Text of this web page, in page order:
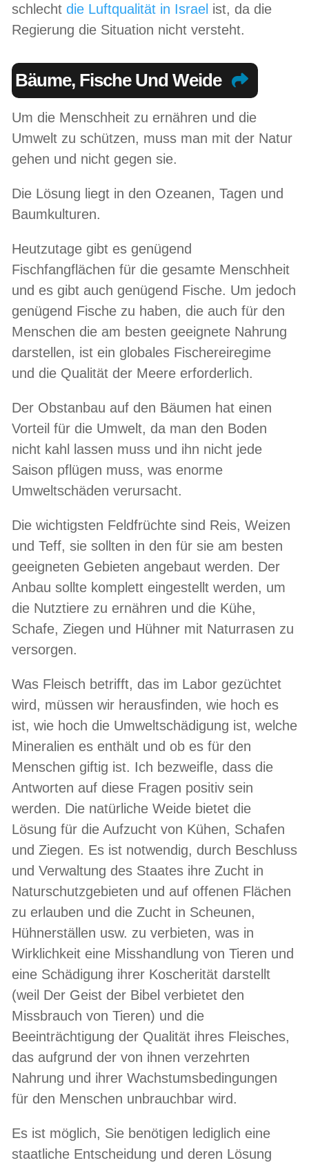
schlecht die Luftqualität in Israel ist, da die
Regierung die Situation nicht versteht.
Bäume, Fische Und Weide
Um die Menschheit zu ernähren und die
Umwelt zu schützen, muss man mit der Natur
gehen und nicht gegen sie.
Die Lösung liegt in den Ozeanen, Tagen und
Baumkulturen.
Heutzutage gibt es genügend
Fischfangflächen für die gesamte Menschheit
und es gibt auch genügend Fische. Um jedoch
genügend Fische zu haben, die auch für den
Menschen die am besten geeignete Nahrung
darstellen, ist ein globales Fischereiregime
und die Qualität der Meere erforderlich.
Der Obstanbau auf den Bäumen hat einen
Vorteil für die Umwelt, da man den Boden
nicht kahl lassen muss und ihn nicht jede
Saison pflügen muss, was enorme
Umweltschäden verursacht.
Die wichtigsten Feldfrüchte sind Reis, Weizen
und Teff, sie sollten in den für sie am besten
geeigneten Gebieten angebaut werden. Der
Anbau sollte komplett eingestellt werden, um
die Nutztiere zu ernähren und die Kühe,
Schafe, Ziegen und Hühner mit Naturrasen zu
versorgen.
Was Fleisch betrifft, das im Labor gezüchtet
wird, müssen wir herausfinden, wie hoch es
ist, wie hoch die Umweltschädigung ist, welche
Mineralien es enthält und ob es für den
Menschen giftig ist. Ich bezweifle, dass die
Antworten auf diese Fragen positiv sein
werden. Die natürliche Weide bietet die
Lösung für die Aufzucht von Kühen, Schafen
und Ziegen. Es ist notwendig, durch Beschluss
und Verwaltung des Staates ihre Zucht in
Naturschutzgebieten und auf offenen Flächen
zu erlauben und die Zucht in Scheunen,
Hühnerställen usw. zu verbieten, was in
Wirklichkeit eine Misshandlung von Tieren und
eine Schädigung ihrer Koscherität darstellt
(weil Der Geist der Bibel verbietet den
Missbrauch von Tieren) und die
Beeinträchtigung der Qualität ihres Fleisches,
das aufgrund der von ihnen verzehrten
Nahrung und ihrer Wachstumsbedingungen
für den Menschen unbrauchbar wird.
Es ist möglich, Sie benötigen lediglich eine
staatliche Entscheidung und deren Lösung